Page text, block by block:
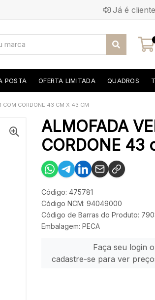
Já é
POSTA OFERTA LIMITADA QUADROS
COM CORDONE 43 CM X 43 CM
ALMOFADA
CORDONE 43
Código: 475781
Código NCM: 94049000
Código de Barras do Produto:
Embalagem: PECA
Faça seu login
cadastre-se para ver